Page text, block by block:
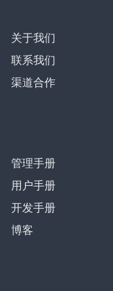
关于我们
联系我们
渠道合作
管理手册
用户手册
开发手册
博客